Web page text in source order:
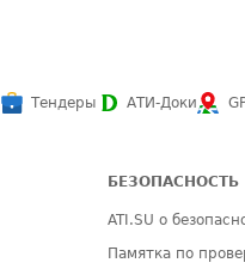
Тендеры АТИ-Доки
БЕЗОПАСНОСТЬ
ATI.SU о
Памятка по